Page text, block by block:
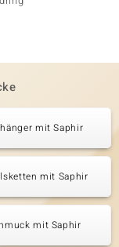
mit Saphir
mit Saphir
mit Saphir